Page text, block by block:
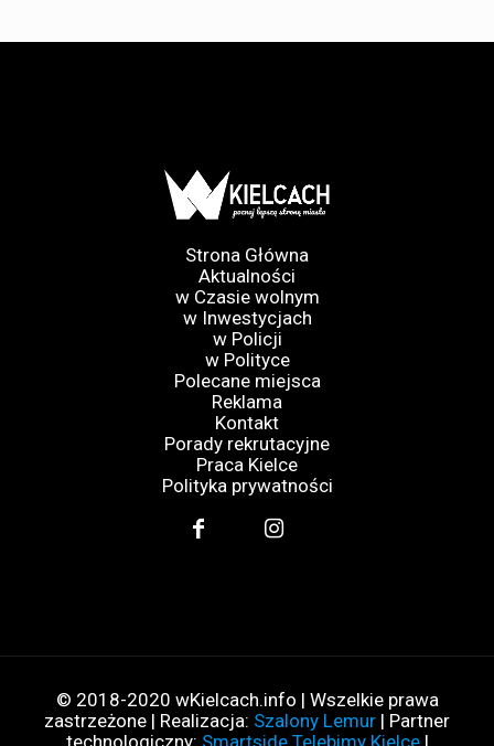
Strona Główna
Aktualności
w Czasie wolnym
w Inwestycjach
w Policji
w Polityce
Polecane miejsca
Reklama
Kontakt
Porady rekrutacyjne
Praca Kielce
Polityka prywatności
© 2018-2020 wKielcach.info | Wszelkie prawa
zastrzeżone | Realizacja: Szalony Lemur | Partner